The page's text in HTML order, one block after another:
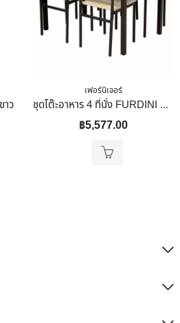
าว
เฟอร์นิเจอร์
ชุดโต๊ะอาหาร 4 ที่นั่ง FURDINI DELIGHT สีเมเปิ้ล
฿5,577.00